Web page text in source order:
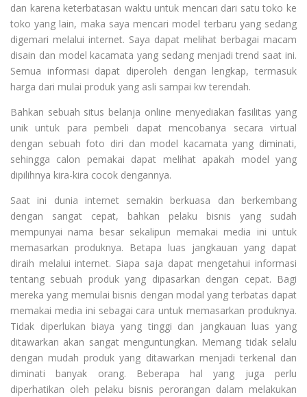
dan karena keterbatasan waktu untuk mencari dari satu toko ke
toko yang lain, maka saya mencari model terbaru yang sedang
digemari melalui internet. Saya dapat melihat berbagai macam
disain dan model kacamata yang sedang menjadi trend saat ini.
Semua informasi dapat diperoleh dengan lengkap, termasuk
harga dari mulai produk yang asli sampai kw terendah.
Bahkan sebuah situs belanja online menyediakan fasilitas yang
unik untuk para pembeli dapat mencobanya secara virtual
dengan sebuah foto diri dan model kacamata yang diminati,
sehingga calon pemakai dapat melihat apakah model yang
dipilihnya kira-kira cocok dengannya.
Saat ini dunia internet semakin berkuasa dan berkembang
dengan sangat cepat, bahkan pelaku bisnis yang sudah
mempunyai nama besar sekalipun memakai media ini untuk
memasarkan produknya. Betapa luas jangkauan yang dapat
diraih melalui internet. Siapa saja dapat mengetahui informasi
tentang sebuah produk yang dipasarkan dengan cepat. Bagi
mereka yang memulai bisnis dengan modal yang terbatas dapat
memakai media ini sebagai cara untuk memasarkan produknya.
Tidak diperlukan biaya yang tinggi dan jangkauan luas yang
ditawarkan akan sangat menguntungkan. Memang tidak selalu
dengan mudah produk yang ditawarkan menjadi terkenal dan
diminati banyak orang. Beberapa hal yang juga perlu
diperhatikan oleh pelaku bisnis perorangan dalam melakukan